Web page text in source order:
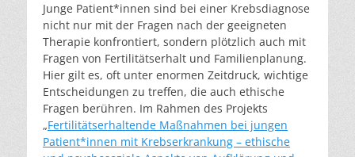
Junge Patient*innen sind bei einer Krebsdiagnose
nicht nur mit der Fragen nach der geeigneten
Therapie konfrontiert, sondern plötzlich auch mit
Fragen von Fertilitätserhalt und Familienplanung.
Hier gilt es, oft unter enormen Zeitdruck, wichtige
Entscheidungen zu treffen, die auch ethische
Fragen berühren. Im Rahmen des Projekts
„Fertilitätserhaltende Maßnahmen bei jungen
Patient*innen mit Krebserkrankung – ethische